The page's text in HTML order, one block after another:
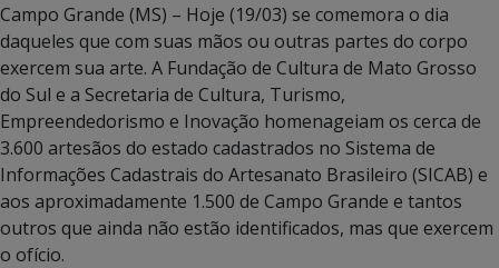
Campo Grande (MS) – Hoje (19/03) se comemora o dia
daqueles que com suas mãos ou outras partes do corpo
exercem sua arte. A Fundação de Cultura de Mato Grosso
do Sul e a Secretaria de Cultura, Turismo,
Empreendedorismo e Inovação homenageiam os cerca de
3.600 artesãos do estado cadastrados no Sistema de
Informações Cadastrais do Artesanato Brasileiro (SICAB) e
aos aproximadamente 1.500 de Campo Grande e tantos
outros que ainda não estão identificados, mas que exercem
o ofício.